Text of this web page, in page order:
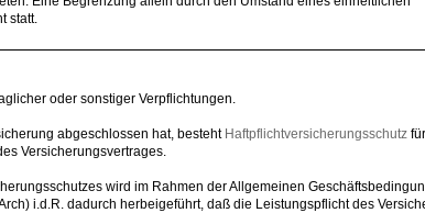
statt.
oder sonstiger Verpflichtungen.
abgeschlossen hat, besteht Haftpflichtversicherungsschutz
Versicherungsvertrages.
wird im Rahmen der Allgemeinen
i.d.R. dadurch herbeigeführt, daß die Leistungspflicht des